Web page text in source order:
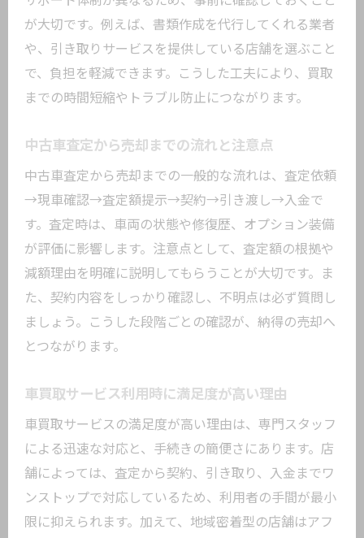
が大切です。例えば、書類作成を代行してくれる業者
や、引き取りサービスを提供している店舗を選ぶこと
で、負担を軽減できます。こうした工夫により、買取
までの時間短縮やトラブル防止につながります。
中古車査定から売却までの流れと注意点
中古車査定から売却までの一般的な流れは、査定依頼
→現車確認→査定額提示→契約→引き渡し→入金で
す。査定時は、車両の状態や修復歴、オプション装備
が評価に影響します。注意点として、査定額の根拠や
減額理由を明確に説明してもらうことが大切です。ま
た、契約内容をしっかり確認し、不明点は必ず質問し
ましょう。こうした段階ごとの確認が、納得の売却へ
とつながります。
車買取サービス利用時に満足度が高い理由
車買取サービスの満足度が高い理由は、専門スタッフ
による迅速な対応と、手続きの簡便さにあります。店
舗によっては、査定から契約、引き取り、入金までワ
ンストップで対応しているため、利用者の手間が最小
限に抑えられます。加えて、地域密着型の店舗はアフ